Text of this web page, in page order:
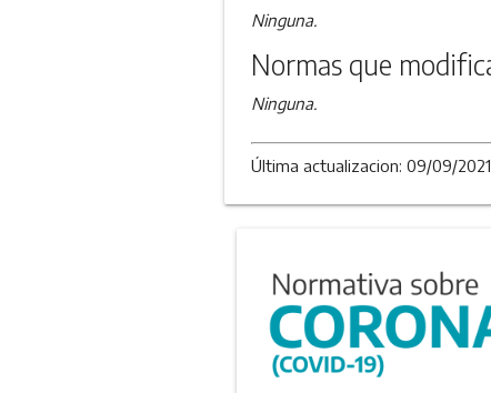
Ninguna.
Normas que
Ninguna.
Última actualizacion: 09/09/